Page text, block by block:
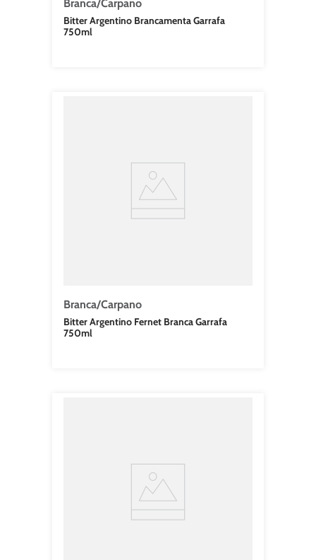
Branca/Carpano
Bitter Argentino Brancamenta Garrafa
750ml
Branca/Carpano
Bitter Argentino Fernet Branca Garrafa
750ml